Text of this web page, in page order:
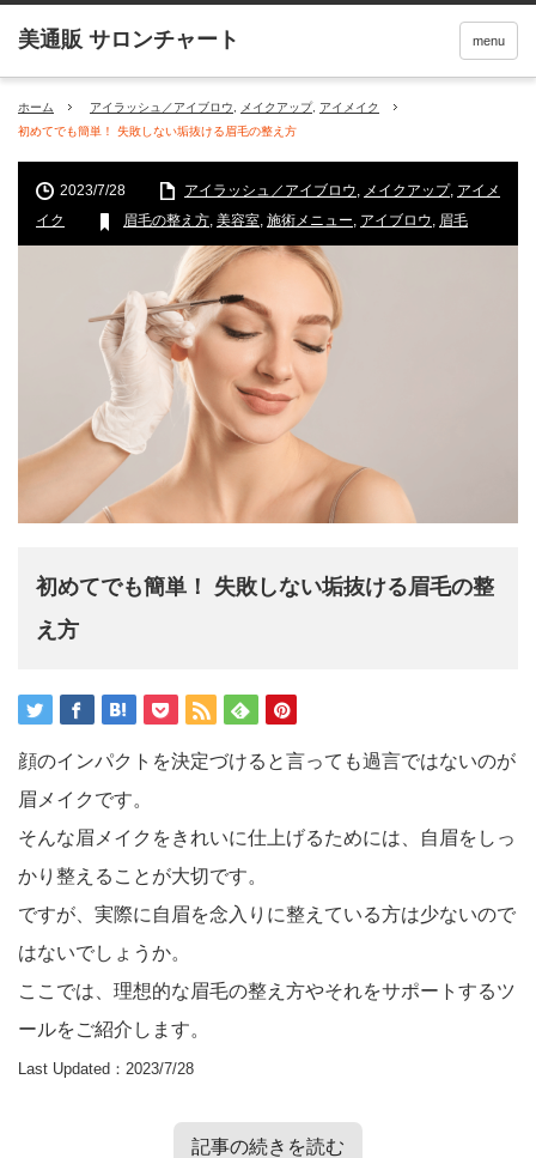
menu
ホーム アイラッシュ／アイブロウ メイクアップ, アイメイク
初めてでも簡単！ 失敗しない垢抜ける眉毛の整え方
2023/7/28 アイラッシュ／アイブロウ, メイクアップ, アイメ
イク
眉毛の整え方, 美容室, 施術メニュー, アイブロウ, 眉毛
初めてでも簡単！ 失敗しない垢抜ける眉毛の整
え方
顔のインパクトを決定づけると言っても過言ではないのが
眉メイクです。
そんな眉メイクをきれいに仕上げるためには、自眉をしっ
かり整えることが大切です。
ですが、実際に自眉を念入りに整えている方は少ないので
はないでしょうか。
ここでは、理想的な眉毛の整え方やそれをサポートするツ
ールをご紹介します。
Last Updated：2023/7/28
記事の続きを読む